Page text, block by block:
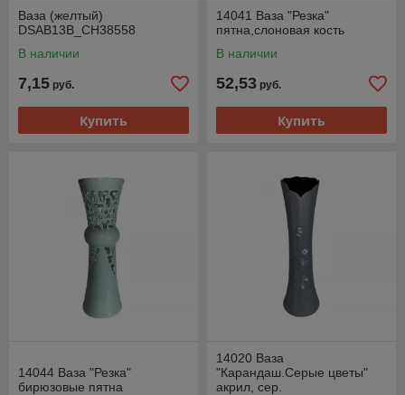
Ваза (желтый)
DSAB13B_CH38558
В наличии
7,15 руб.
Купить
14041 Ваза "Резка"
пятна,слоновая кость
В наличии
52,53 руб.
Купить
14044 Ваза "Резка"
бирюзовые пятна
14020 Ваза
"Карандаш.Серые цветы"
акрил, сер.